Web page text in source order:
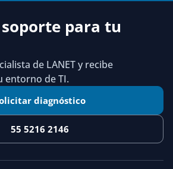
para tu
de LANET y recibe
entorno de TI.
diagnóstico
55 5216 2146